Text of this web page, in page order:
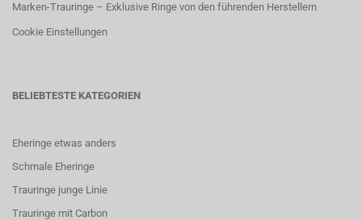
Marken-Trauringe – Exklusive Ringe von den führenden Herstellern
Cookie Einstellungen
BELIEBTESTE KATEGORIEN
Eheringe etwas anders
Schmale Eheringe
Trauringe junge Linie
Trauringe mit Carbon